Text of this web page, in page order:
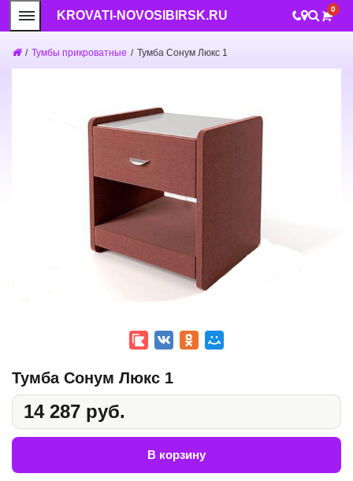
KROVATI-NOVOSIBIRSK.RU 0
/ Тумбы прикроватные / Тумба Сонум Люкс 1
Тумба Сонум Люкс 1
14 287 руб.
В корзину